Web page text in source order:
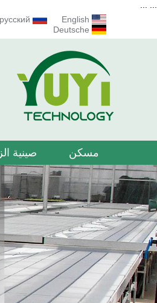
English
русский
Deutsche
مسكن صينية